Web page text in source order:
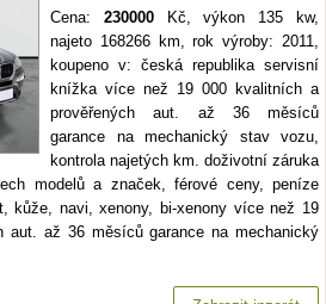
Cena: 230000Kč, výkon 135 kw,
najeto 168266 km, rok výroby: 2011,
koupeno v: česká republika servisní
knížka více než 19 000 kvalitních a
prověřených aut. až 36 měsíců
garance na mechanický stav vozu,
kontrola najetých km. doživotní záruka
modelů a značek, férové ceny, peníze
kůže, navi, xenony, bi-xenony více než 19
aut. až 36 měsíců garance na mechanický